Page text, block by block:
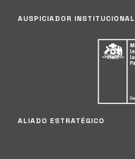
AUSPICIADOR INSTITUCIONAL
ALIADO ESTRATÉGICO